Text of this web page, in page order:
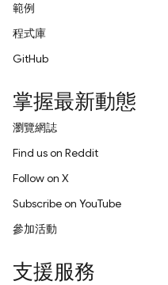
範例
程式庫
GitHub
掌握最新動態
瀏覽網誌
Find us on Reddit
Follow on X
Subscribe on YouTube
參加活動
支援服務